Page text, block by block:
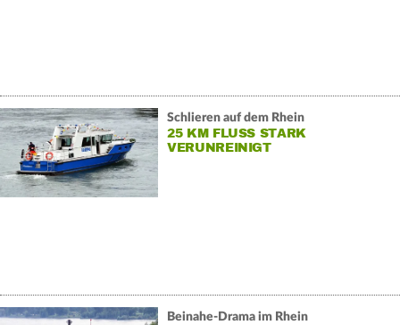
Schlieren auf dem Rhein
25 KM FLUSS STARK
VERUNREINIGT
Beinahe-Drama im Rhein